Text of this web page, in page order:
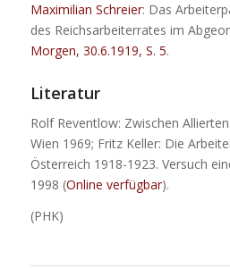
Maximilian Schreier: Das
des Reichsarbeiterrates im
Morgen, 30.6.1919, S. 5.
Literatur
Rolf Reventlow: Zwischen
Wien 1969; Fritz Keller: Die
Österreich 1918-1923. Versuch
1998 (Online verfügbar).
(PHK)